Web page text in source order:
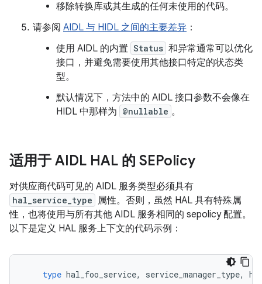
移除转换库或其生成的任何未使用的代码。
请参阅 AIDL 与 HIDL 之间的主要差异 ：
使用 AIDL 的内置 Status 和异常通常可以优化
接口，并避免需要使用其他接口特定的状态类
型。
默认情况下，方法中的 AIDL 接口参数不会像在
HIDL 中那样为 @nullable 。
适用于 AIDL HAL 的 SEPolicy
对供应商代码可见的 AIDL 服务类型必须具有
hal_service_type 属性。否则，虽然 HAL 具有特殊属
性，也将使用与所有其他 AIDL 服务相同的 sepolicy 配置。
以下是定义 HAL 服务上下文的代码示例：
type hal_foo_service, service_manager_type,